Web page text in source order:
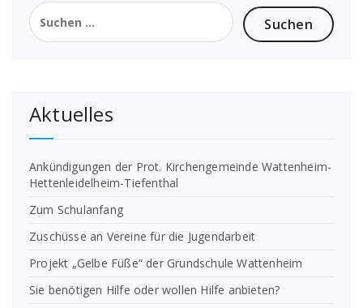
Suchen
nach:
Aktuelles
Ankündigungen der Prot. Kirchengemeinde Wattenheim-
Hettenleidelheim-Tiefenthal
Zum Schulanfang
Zuschüsse an Vereine für die Jugendarbeit
Projekt „Gelbe Füße“ der Grundschule Wattenheim
Sie benötigen Hilfe oder wollen Hilfe anbieten?